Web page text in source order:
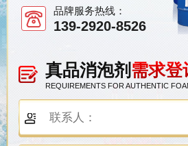
真品消泡剂 需求登
REQUIREMENTS FOR AUTHENTIC
品牌服务热线：
139-2920-8526